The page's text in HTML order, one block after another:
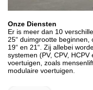
Onze Diensten
Er is meer dan 10
25“ duimgrootte beginnen,
19“ en 21“. Zij allebei
systemen (PV, CPV,
voertuigen, zoals
modulaire voertuigen.